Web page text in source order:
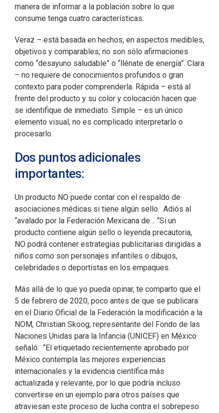
manera de informar a la población sobre lo que
consume tenga cuatro características:
Veraz – está basada en hechos, en aspectos medibles,
objetivos y comparables; no son sólo afirmaciones
como “desayuno saludable” o “llénate de energía”. Clara
– no requiere de conocimientos profundos o gran
contexto para poder comprenderla. Rápida – está al
frente del producto y su color y colocación hacen que
se identifique de inmediato. Simple – es un único
elemento visual, no es complicado interpretarlo o
procesarlo.
Dos puntos adicionales
importantes:
Un producto NO puede contar con el respaldo de
asociaciones médicas si tiene algún sello. Adiós al
“avalado por la Federación Mexicana de… “Si un
producto contiene algún sello o leyenda precautoria,
NO podrá contener estrategias publicitarias dirigidas a
niños como son personajes infantiles o dibujos,
celebridades o deportistas en los empaques.
Más allá de lo que yo pueda opinar, te comparto que el
5 de febrero de 2020, poco antes de que se publicara
en el Diario Oficial de la Federación la modificación a la
NOM, Christian Skoog, representante del Fondo de las
Naciones Unidas para la Infancia (UNICEF) en México
señaló: “El etiquetado recientemente aprobado por
México contempla las mejores experiencias
internacionales y la evidencia científica más
actualizada y relevante, por lo que podría incluso
convertirse en un ejemplo para otros países que
atraviesan este proceso de lucha contra el sobrepeso